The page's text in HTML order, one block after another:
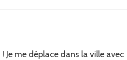
Je me déplace dans la ville avec